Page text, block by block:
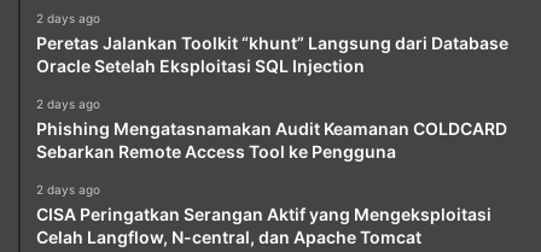
2 days ago
Peretas Jalankan Toolkit “khunt” Langsung dari Database
Oracle Setelah Eksploitasi SQL Injection
2 days ago
Phishing Mengatasnamakan Audit Keamanan COLDCARD
Sebarkan Remote Access Tool ke Pengguna
2 days ago
CISA Peringatkan Serangan Aktif yang Mengeksploitasi
Celah Langflow, N-central, dan Apache Tomcat